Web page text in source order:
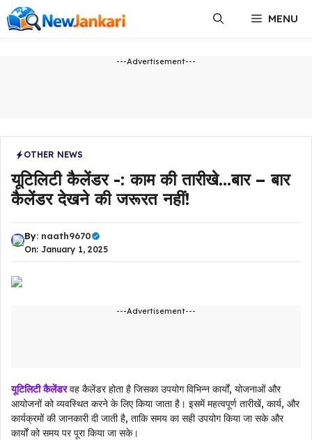
Skip
to
MENU
---Advertisement---
OTHER NEWS
यूटिलिटी कैलेंडर -: काम की तारीखे…बार – बार
कैलेंडर देखने की जरूरत नहीं!
By: naath9670
On: January 1, 2025
---Advertisement---
यूटिलिटी कैलेंडरवह कैलेंडर होता है जिसका उपयोग विभिन्न कार्यों, योजनाओं और
आयोजनों को व्यवस्थित करने के लिए किया जाता है। इसमें महत्वपूर्ण तारीखें, कार्य, और
कार्यक्रमों की जानकारी दी जाती है, ताकि समय का सही उपयोग किया जा सके और
कार्यों को समय पर पूरा किया जा सके।